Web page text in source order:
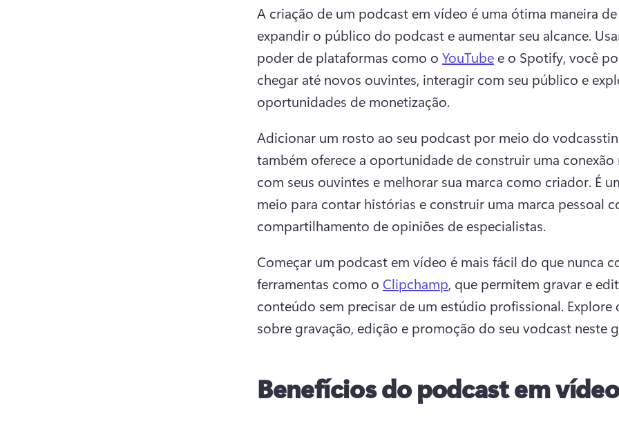
A criação de um podcast em vídeo é uma ótima maneira de
expandir o público do podcast e aumentar seu alcance.
poder de plataformas como o YouTube e o Spotify, você
chegar até novos ouvintes, interagir com seu público e
oportunidades de monetização.
Adicionar um rosto ao seu podcast por meio do
também oferece a oportunidade de construir uma conexão
com seus ouvintes e melhorar sua marca como criador. É
meio para contar histórias e construir uma marca pessoal
compartilhamento de opiniões de especialistas.
Começar um podcast em vídeo é mais fácil do que nunca
ferramentas como o Clipchamp, que permitem gravar e
conteúdo sem precisar de um estúdio profissional. Explore
sobre gravação, edição e promoção do seu vodcast neste
Benefícios do podcast em vídeo